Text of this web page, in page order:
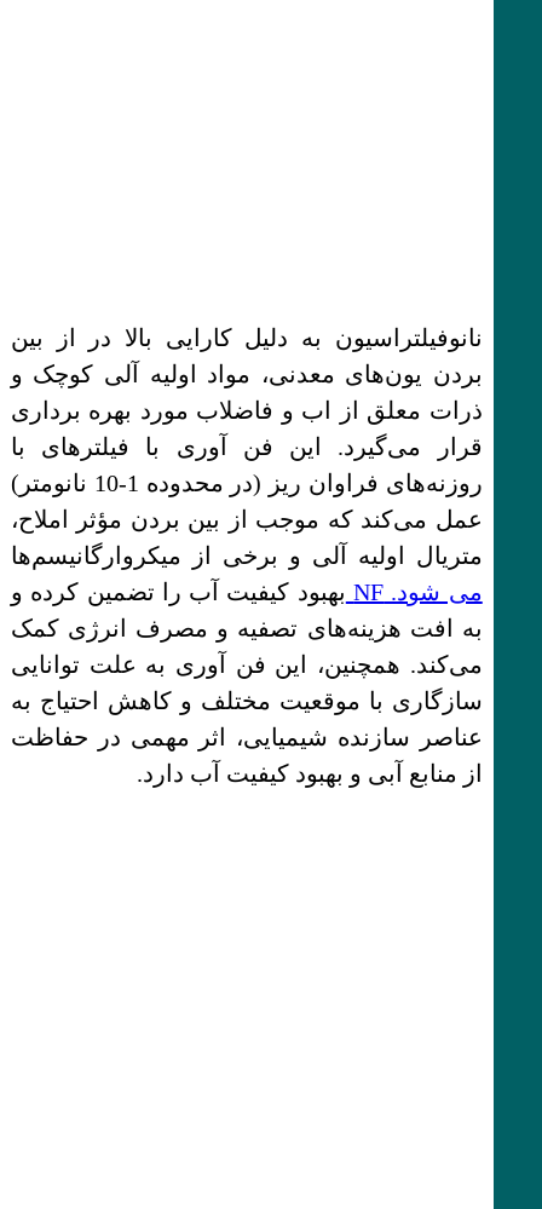
نانوفیلتراسیون به دلیل کارایی بالا در از بین
بردن یون‌های معدنی، مواد اولیه آلی کوچک و
ذرات معلق از اب و فاضلاب مورد بهره برداری
قرار می‌گیرد. این فن آوری با فیلترهای با
روزنه‌های فراوان ریز (در محدوده 1-10 نانومتر)
عمل می‌کند که موجب از بین بردن مؤثر املاح،
متریال اولیه آلی و برخی از میکروارگانیسم‌ها
می شود. NF
بهبود کیفیت آب را تضمین کرده و
به افت هزینه‌های تصفیه و مصرف انرژی کمک
می‌کند. همچنین، این فن آوری به علت توانایی
سازگاری با موقعیت مختلف و کاهش احتیاج به
عناصر سازنده شیمیایی، اثر مهمی در حفاظت
از منابع آبی و بهبود کیفیت آب دارد.